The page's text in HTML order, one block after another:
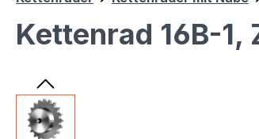
Kettenrad 16B-1,
Bildergalerie überspringen